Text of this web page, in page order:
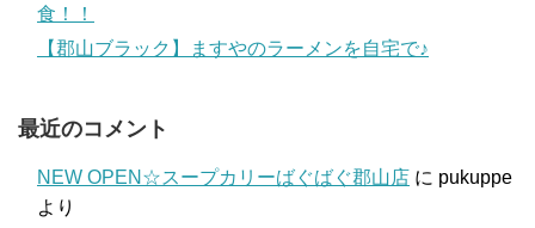
食！！
【郡山ブラック】ますやのラーメンを自宅で♪
最近のコメント
NEW OPEN☆スープカリーばぐばぐ郡山店 に pukuppe
より